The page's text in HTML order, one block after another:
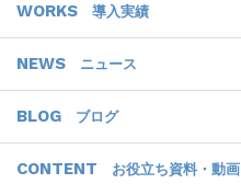
WORKS 導入実績
NEWS ニュース
BLOG ブログ
CONTENT お役立ち資料・動画